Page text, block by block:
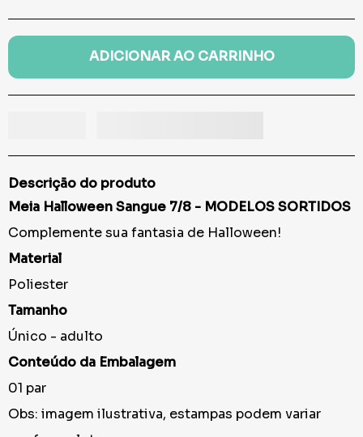
ADICIONAR AO CARRINHO
Descrição do produto
Meia Halloween Sangue 7/8 - MODELOS SORTIDOS
Complemente sua fantasia de Halloween!
Material
Poliester
Tamanho
Único - adulto
Conteúdo da Embalagem
01 par
Obs: imagem ilustrativa, estampas podem variar